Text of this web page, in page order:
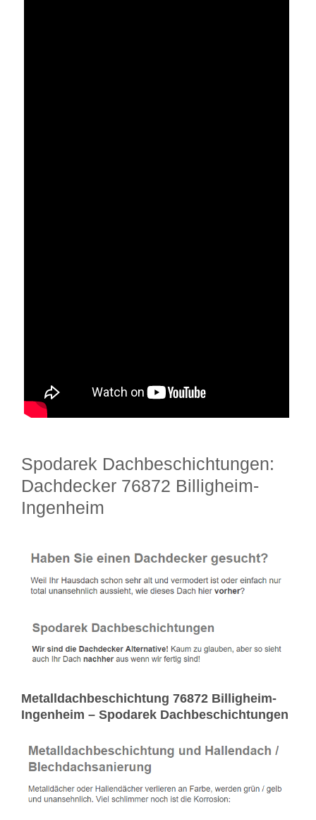
Spodarek Dachbeschichtungen:
Dachdecker 76872 Billigheim-
Ingenheim
Metalldachbeschichtung 76872 Billigheim-
Ingenheim – Spodarek Dachbeschichtungen